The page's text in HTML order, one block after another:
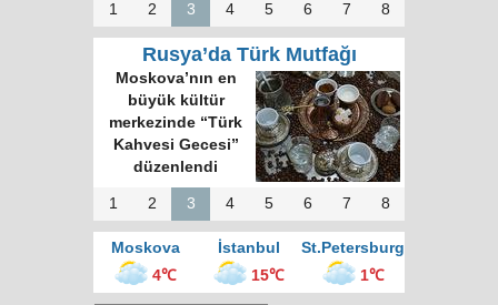
1 2 3 4 5 6 7 8
Rusya’da Türk Mutfağı
Moskova’nın en
büyük kültür
merkezinde “Türk
Kahvesi Gecesi”
düzenlendi
1 2 3 4 5 6 7 8
Moskova İstanbul
St.Petersburg
4℃
15℃ 1℃